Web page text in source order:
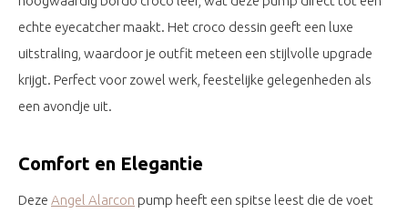
echte eyecatcher maakt. Het croco dessin geeft een luxe
uitstraling, waardoor je outfit meteen een stijlvolle upgrade
krijgt. Perfect voor zowel werk, feestelijke gelegenheden als
een avondje uit.
Comfort en Elegantie
Deze Angel Alarcon pump heeft een spitse leest die de voet